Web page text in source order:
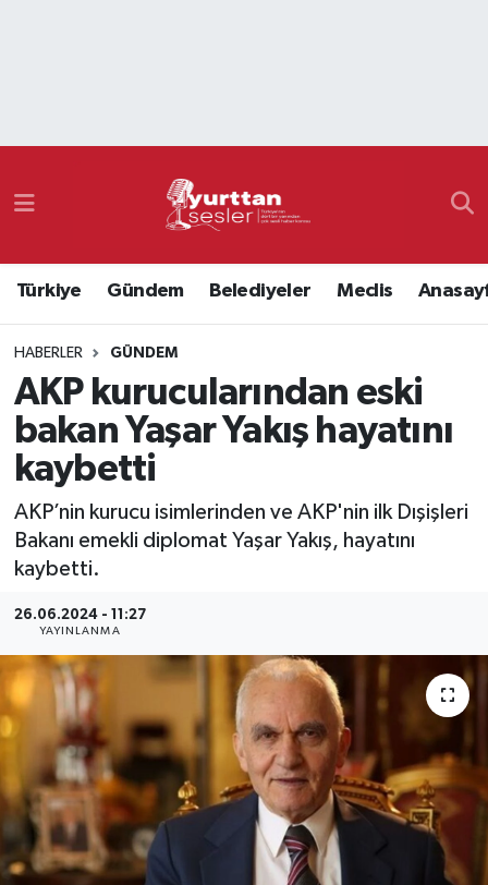
Türkiye Gündem Belediyeler Meclis
HABERLER GÜNDEM
AKP kurucularından eski
bakan Yaşar Yakış hayatını
kaybetti
AKP’nin kurucu isimlerinden ve AKP'nin ilk Dışişleri
Bakanı emekli diplomat Yaşar Yakış, hayatını
kaybetti.
26.06.2024 - 11:27
YAYINLANMA
Namaz Vakitleri
Süper Lig Puan Durumu ve Fikstür
Tüm Manşetler
Son Dakika Haberleri
Haber Arşivi